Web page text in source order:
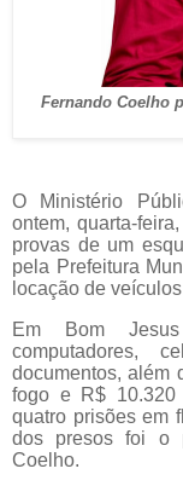
Fernando Coelho
O Ministério
ontem, quarta-
provas de um
pela Prefeitura
locação de
Em Bom
computadores,
documentos, além
fogo e R$ 10.320
quatro prisões em
dos presos foi o
Coelho.